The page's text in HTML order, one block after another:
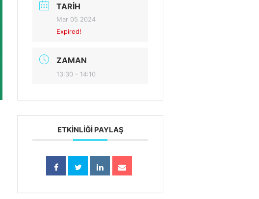
TARIH
Mar 05 2024
Expired!
ZAMAN
13:30 - 14:10
ETKINLIĞI PAYLAŞ